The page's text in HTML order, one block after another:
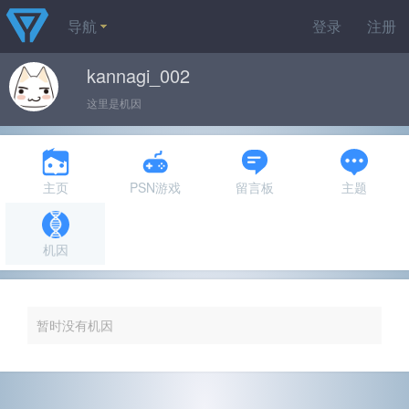
登录 注册
导航
kannagi_002
这里是机因
主页 PSN游戏 留言板 主题
机因
暂时没有机因